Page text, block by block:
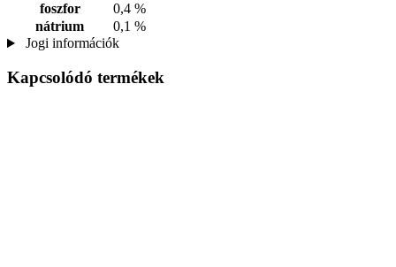
foszfor
0,4 %
nátrium
0,1 %
Jogi információk
Kapcsolódó termékek